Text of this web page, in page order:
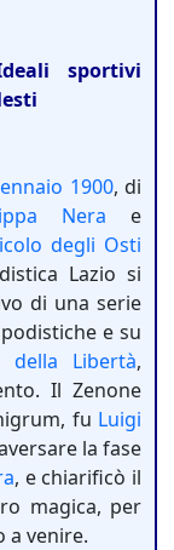
sportivi
1900, di
Nera e
degli Osti
Lazio si
di una serie
e su
della Libertà,
Il Zenone
fu Luigi
la fase
, e chiarificò il
magica, per
a venire.